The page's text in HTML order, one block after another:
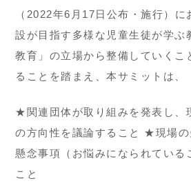
（2022年6月17日公布・施行）
設が目指す多様な児童生徒が学ぶ
教育」の立場から整備していくこ
ることを踏まえ、本サミットは、
★関連団体が取り組みを発表し、
の方向性を議論すること ★現場
懸念事項（お悩みになられている
こと